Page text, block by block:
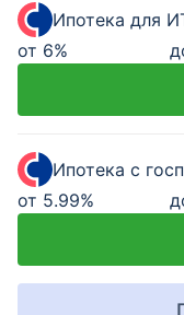
Ипотека для
от 6%
Ипотека с
от 5.99%